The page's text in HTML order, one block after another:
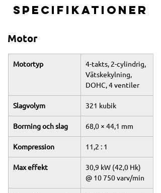
Specifikationer
Motor
Motortyp
4-takts, 2-cylindrig,
Vätskekylning,
DOHC, 4 ventiler
Slagvolym 321 kubik
Borrning och slag 68,0 × 44,1 mm
Kompression 11,2 : 1
Max effekt
30,9 kW (42,0 Hk)
@ 10 750 varv/min